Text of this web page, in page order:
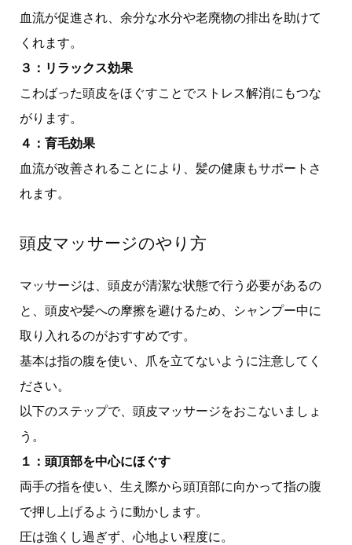
血流が促進され、余分な水分や老廃物の排出を助けて
くれます。
３：リラックス効果
こわばった頭皮をほぐすことでストレス解消にもつな
がります。
４：育毛効果
血流が改善されることにより、髪の健康もサポートさ
れます。
頭皮マッサージのやり方
マッサージは、頭皮が清潔な状態で行う必要があるの
と、頭皮や髪への摩擦を避けるため、シャンプー中に
取り入れるのがおすすめです。
基本は指の腹を使い、爪を立てないように注意してく
ださい。
以下のステップで、頭皮マッサージをおこないましょ
う。
１：頭頂部を中心にほぐす
両手の指を使い、生え際から頭頂部に向かって指の腹
で押し上げるように動かします。
圧は強くし過ぎず、心地よい程度に。